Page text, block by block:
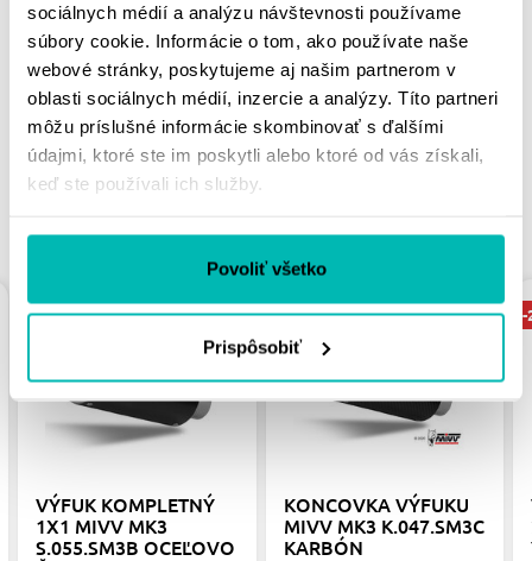
sociálnych médií a analýzu návštevnosti používame
súbory cookie. Informácie o tom, ako používate naše
webové stránky, poskytujeme aj našim partnerom v
oblasti sociálnych médií, inzercie a analýzy. Títo partneri
môžu príslušné informácie skombinovať s ďalšími
údajmi, ktoré ste im poskytli alebo ktoré od vás získali,
keď ste používali ich služby.
Povoliť všetko
Prispôsobiť
MOHLO BY SA VÁM
PÁČIŤ
PODOBNÉ PRODUKTY
-20%
VÝFUK KOMPLETNÝ
1X1 MIVV MK3
S.055.SM3B OCEĽOVO
-20%
KONCOVKA VÝFUKU
MIVV MK3 K.047.SM3C
KARBÓN
-